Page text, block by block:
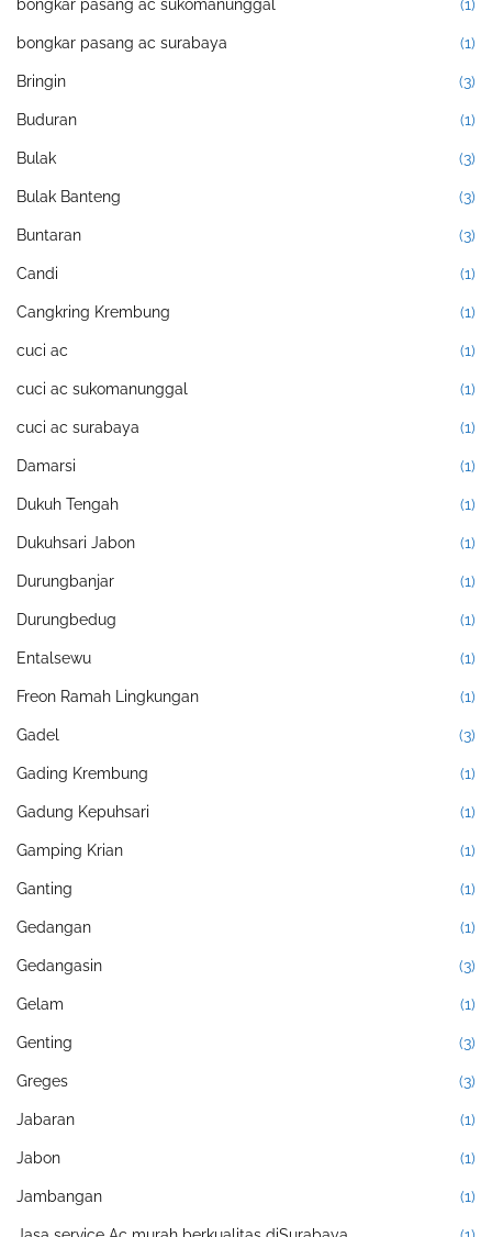
bongkar pasang ac sukomanunggal (1)
bongkar pasang ac surabaya (1)
Bringin (3)
Buduran (1)
Bulak (3)
Bulak Banteng (3)
Buntaran (3)
Candi (1)
Cangkring Krembung (1)
cuci ac (1)
cuci ac sukomanunggal (1)
cuci ac surabaya (1)
Damarsi (1)
Dukuh Tengah (1)
Dukuhsari Jabon (1)
Durungbanjar (1)
Durungbedug (1)
Entalsewu (1)
Freon Ramah Lingkungan (1)
Gadel (3)
Gading Krembung (1)
Gadung Kepuhsari (1)
Gamping Krian (1)
Ganting (1)
Gedangan (1)
Gedangasin (3)
Gelam (1)
Genting (3)
Greges (3)
Jabaran (1)
Jabon (1)
Jambangan (1)